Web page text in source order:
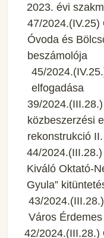
2023. évi
47/
Óvoda és
beszámolója
45/
elfogadása
39/
közbeszerzési
rekonstrukció
44/
Kiváló Oktató-
Gyula”
43/
Város
42/2024.(III.28.)